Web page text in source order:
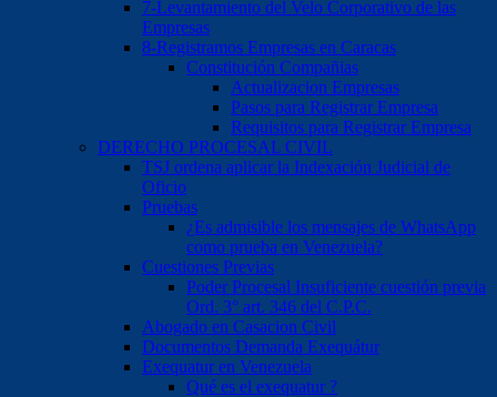
7-Levantamiento del Velo Corporativo de las
Empresas
8-Registramos Empresas en Caracas
Constitución Compañias
Actualizacion Empresas
Pasos para Registrar Empresa
Requisitos para Registrar Empresa
DERECHO PROCESAL CIVIL
TSJ ordena aplicar la Indexación Judicial de
Oficio
Pruebas
¿Es admisible los mensajes de WhatsApp
como prueba en Venezuela?
Cuestiones Previas
Poder Procesal Insuficiente cuestión previa
Ord. 3° art. 346 del C.P.C.
Abogado en Casacion Civil
Documentos Demanda Exequátur
Exequatur en Venezuela
Qué es el exequatur ?